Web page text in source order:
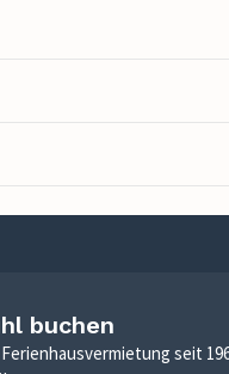
buchen
seit